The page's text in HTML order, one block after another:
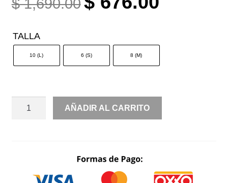
$1,690.00
PRICE
$ 1,690.00.
$ 676.00.
TALLA
10 (L) 6 (S) 8 (M)
MANGA
AÑADIR AL CARRITO